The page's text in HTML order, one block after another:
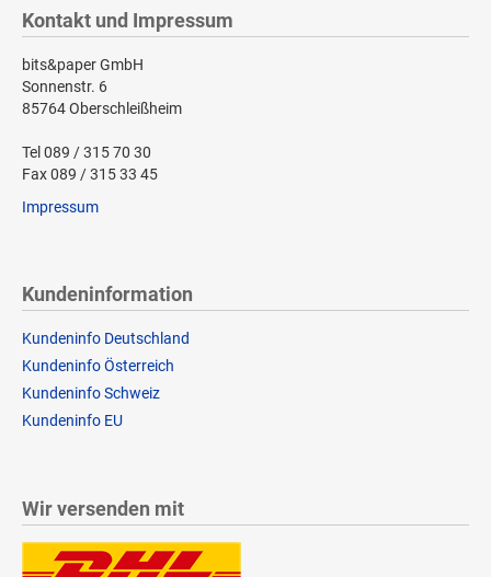
Kontakt und Impressum
bits&paper GmbH
Sonnenstr. 6
85764 Oberschleißheim
Tel 089 / 315 70 30
Fax 089 / 315 33 45
Impressum
Kundeninformation
Kundeninfo Deutschland
Kundeninfo Österreich
Kundeninfo Schweiz
Kundeninfo EU
Wir versenden mit